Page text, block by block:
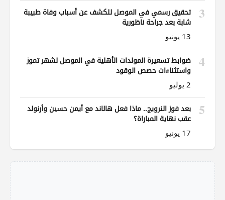
3
تحقيق رسمي في الموصل للكشف عن أسباب وفاة طبيبة
شابة بعد جراحة ناظورية
13 يونيو
4
ضوابط تسعيرة المولدات الأهلية في الموصل لشهر تموز
واستثناءات حصص الوقود
2 يوليو
5
بعد فوز النرويج.. ماذا فعل هالاند مع أيمن حسين وأرنولد
عقب نهاية المباراة؟
17 يونيو